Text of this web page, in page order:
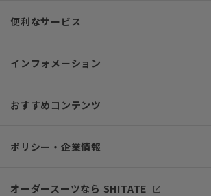
便利なサービス
インフォメーション
おすすめコンテンツ
ポリシー・企業情報
オーダースーツなら SHITATE